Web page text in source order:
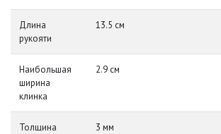
Длина
рукояти
13.5 см
Наибольшая
ширина
клинка
2.9 см
Толщина
3 мм